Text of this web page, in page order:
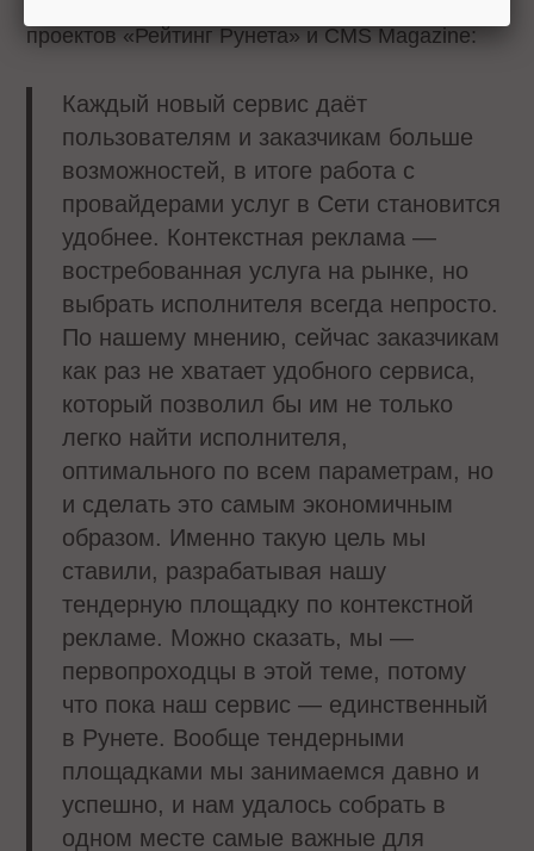
проектов «Рейтинг Рунета» и CMS Magazine:
Каждый новый сервис даёт
пользователям и заказчикам больше
возможностей, в итоге работа с
провайдерами услуг в Сети становится
удобнее. Контекстная реклама —
востребованная услуга на рынке, но
выбрать исполнителя всегда непросто.
По нашему мнению, сейчас заказчикам
как раз не хватает удобного сервиса,
который позволил бы им не только
легко найти исполнителя,
оптимального по всем параметрам, но
и сделать это самым экономичным
образом. Именно такую цель мы
ставили, разрабатывая нашу
тендерную площадку по контекстной
рекламе. Можно сказать, мы —
первопроходцы в этой теме, потому
что пока наш сервис — единственный
в Рунете. Вообще тендерными
площадками мы занимаемся давно и
успешно, и нам удалось собрать в
одном месте самые важные для